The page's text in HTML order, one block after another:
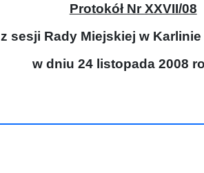
Protokół Nr XXVII/08
z sesji Rady Miejskiej w
w dniu 24 listopada 2008